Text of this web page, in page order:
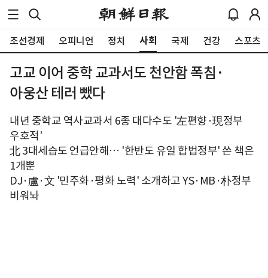
조선경제 오피니언 정치 사회 국제 건강 스포츠
고교 이어 중학 교과서도 천안함 폭침·
아웅산 테러 뺐다
내년 중학교 역사교과서 6종 대다수도 '左편향·現정부
우호적'
北 3대세습도 언급안해… '한반도 유일 합법정부' 쓴 책은
1개뿐
DJ·盧·文 '민주화·평화 노력' 소개하고 YS·MB·朴정부
비워놔